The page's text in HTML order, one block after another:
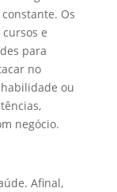
Os
e
para
no
ou
negócio.
Afinal,